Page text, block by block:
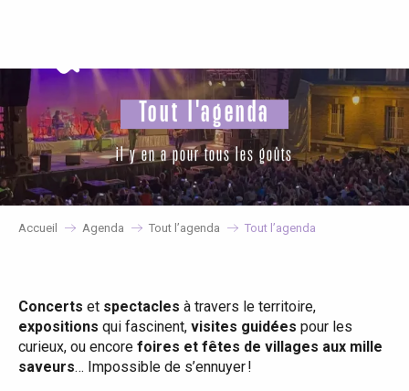
principal
Tout l'agenda
il y en a pour tous les goûts
Accueil Agenda Tout l’agenda Tout l’agenda
Concerts et spectacles à travers le territoire,
expositions qui fascinent, visites guidées pour les
curieux, ou encore foires et fêtes de villages aux mille
saveurs… Impossible de s’ennuyer !